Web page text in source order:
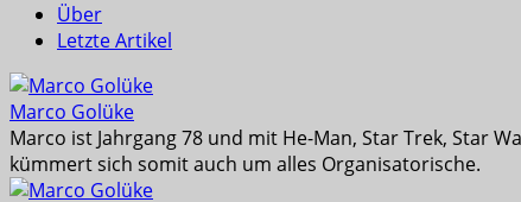
Über
Letzte Artikel
Marco Golüke
Marco ist Jahrgang 78 und mit He-Man, Star Trek, Star
kümmert sich somit auch um alles Organisatorische.